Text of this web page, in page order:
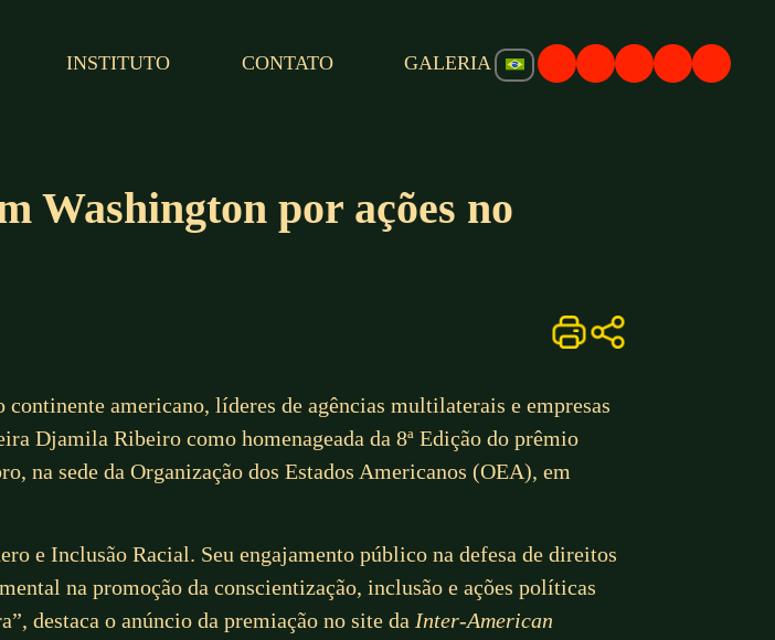
INSTITUTO CONTATO GALERIA
Washington por ações no
continente americano, líderes de agências multilaterais e empresas
Djamila Ribeiro como homenageada da 8ª Edição do prêmio
na sede da Organização dos Estados Americanos (OEA), em
e Inclusão Racial. Seu engajamento público na defesa de direitos
na promoção da conscientização, inclusão e ações políticas
destaca o anúncio da premiação no site da Inter-American